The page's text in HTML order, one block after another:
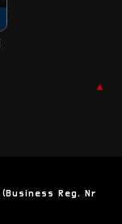
▲
Reg. Nr